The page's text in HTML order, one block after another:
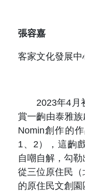
搜
尋
關
鍵
字
原住民族文
委員介紹
歷次會議記錄
網站訊息
徵稿訊息
本會出版品
與國史館共
本期內容
張容嘉
客家文化發展
2023年4月初
賞一齣由泰雅
Nomin創作的
1、2），這齣
自嘲自解，勾
從三位原住民
的原住民文創